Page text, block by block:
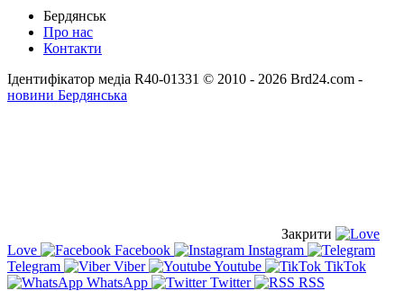
Бердянськ
Про нас
Контакти
Ідентифікатор медіа R40-01331 © 2010 - 2026 Brd24.com -
новини Бердянська
Закрити
Love
Facebook
Instagram
Telegram
Viber Youtube
TikTok
WhatsApp
Twitter RSS